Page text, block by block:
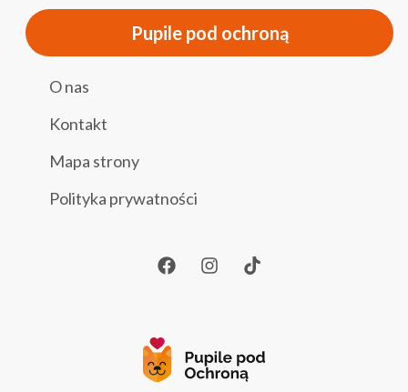
Pupile pod ochroną
O nas
Kontakt
Mapa strony
Polityka prywatności